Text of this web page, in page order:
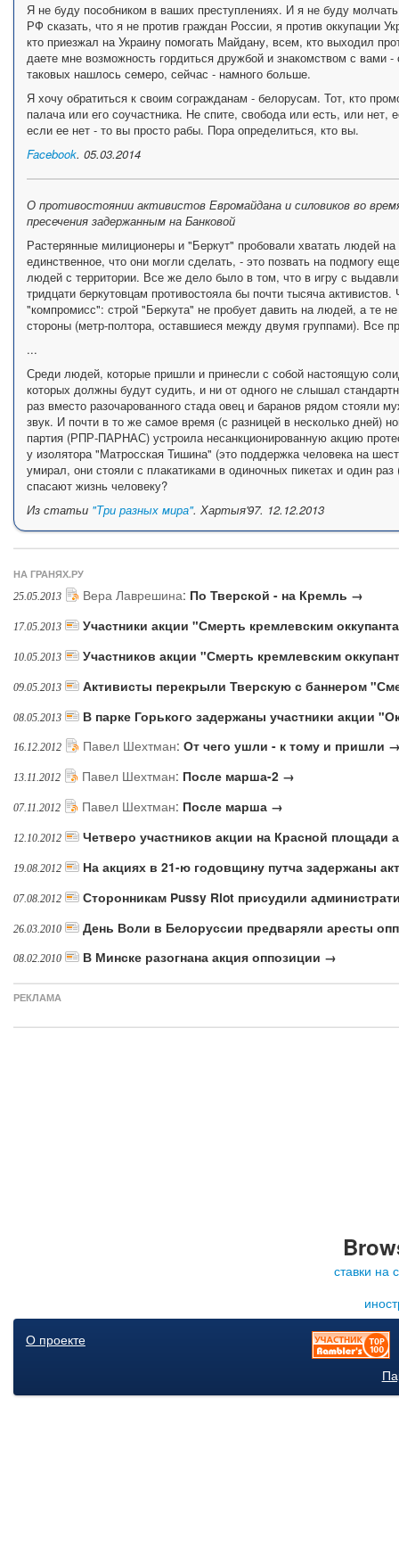
Я не буду пособником в ваших преступлениях. И я не буду
РФ сказать, что я не против граждан России, я против оккупации
кто приезжал на Украину помогать Майдану, всем, кто выходил
даете мне возможность гордиться дружбой и знакомством с вами
таковых нашлось семеро, сейчас - намного больше.
Я хочу обратиться к своим согражданам - белорусам. Тот, кто
палача или его соучастника. Не спите, свобода или есть, или нет,
если ее нет - то вы просто рабы. Пора определиться, кто вы.
Facebook. 05.03.2014
О противостоянии активистов Евромайдана и силовиков во
пресечения задержанным на Банковой
Растерянные милиционеры и "Беркут" пробовали хватать людей
единственное, что они могли сделать, - это позвать на подмогу
людей с территории. Все же дело было в том, что в игру с
тридцати беркутовцам противостояла бы почти тысяча
"компромисс": строй "Беркута" не пробует давить на людей, а те
стороны (метр-полтора, оставшиеся между двумя группами). Все
...
Среди людей, которые пришли и принесли с собой настоящую
которых должны будут судить, и ни от одного не слышал
раз вместо разочарованного стада овец и баранов рядом стояли
звук. И почти в то же самое время (с разницей в несколько дней)
партия (РПР-ПАРНАС) устроила несанкционированную акцию
у изолятора "Матросская Тишина" (это поддержка человека на
умирал, они стояли с плакатиками в одиночных пикетах и один
спасают жизнь человеку?
Из статьи"Три разных мира". Хартыя'97. 12.12.2013
НА ГРАНЯХ.РУ
25.05.2013 Вера Лаврешина: По Тверской - на Кремль →
17.05.2013 Участники акции "Смерть кремлевским
10.05.2013 Участников акции "Смерть кремлевским
09.05.2013 Активисты перекрыли Тверскую с баннером
08.05.2013 В парке Горького задержаны участники акции
16.12.2012 Павел Шехтман: От чего ушли - к тому и пришли
13.11.2012 Павел Шехтман: После марша-2 →
07.11.2012 Павел Шехтман: После марша →
12.10.2012 Четверо участников акции на Красной площади
19.08.2012 На акциях в 21-ю годовщину путча задержаны
07.08.2012 Сторонникам Pussy Riot присудили
26.03.2010 День Воли в Белоруссии предваряли аресты
08.02.2010 В Минске разогнана акция оппозиции →
РЕКЛАМА
ставки на
О проекте